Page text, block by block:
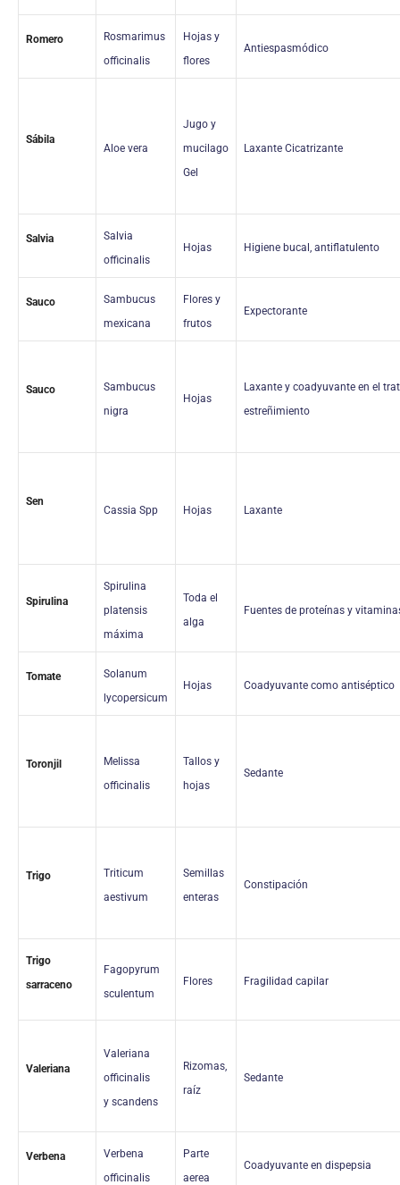
Romero
Rosmarimus
officinalis
Hojas y
flores
Antiespasmódico
Sábila
Aloe vera
Jugo y
mucilago
Gel
Laxante Cicatrizante
Salvia
Salvia
officinalis
Hojas Higiene bucal, antiflatulento
Sauco
Sambucus
mexicana
Flores y
frutos
Expectorante
Sauco
Sambucus
nigra
Hojas
Laxante y coadyuvante en el
estreñimiento
Sen
Cassia Spp Hojas Laxante
Spirulina
Spirulina
platensis
máxima
Toda el
alga
Fuentes de proteínas y
Tomate
Solanum
lycopersicum
Hojas Coadyuvante como antiséptico
Toronjil
Melissa
officinalis
Tallos y
hojas
Sedante
Trigo
Triticum
aestivum
Semillas
enteras
Constipación
Trigo
sarraceno
Fagopyrum
sculentum
Flores Fragilidad capilar
Valeriana
Valeriana
officinalis
y scandens
Rizomas,
raíz
Sedante
Verbena
Verbena
officinalis
Parte
aerea
Coadyuvante en dispepsia